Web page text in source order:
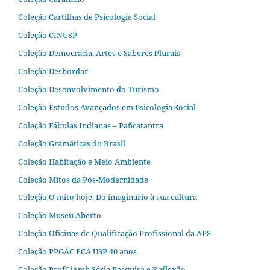
Coleção Cartilhas de Psicologia Social
Coleção CINUSP
Coleção Democracia, Artes e Saberes Plurais
Coleção Desbordar
Coleção Desenvolvimento do Turismo
Coleção Estudos Avançados em Psicologia Social
Coleção Fábulas Indianas – Pañcatantra
Coleção Gramáticas do Brasil
Coleção Habitação e Meio Ambiente
Coleção Mitos da Pós-Modernidade
Coleção O mito hoje. Do imaginário à sua cultura
Coleção Museu Aberto
Coleção Oficinas de Qualificação Profissional da APS
Coleção PPGAC ECA USP 40 anos